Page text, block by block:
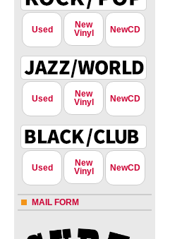
Used
New
Vinyl
NewCD
Used
New
Vinyl
NewCD
Used
New
Vinyl
NewCD
MAIL FORM